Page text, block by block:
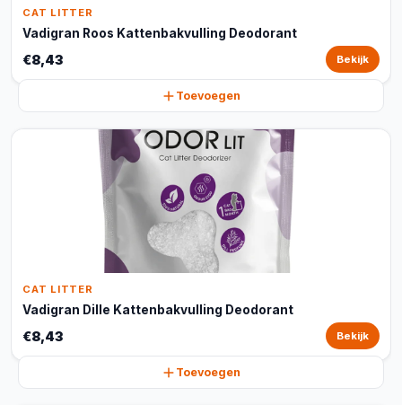
CAT LITTER
Vadigran Roos Kattenbakvulling Deodorant
€8,43 Bekijk
Toevoegen
CAT LITTER
Vadigran Dille Kattenbakvulling Deodorant
€8,43 Bekijk
Toevoegen